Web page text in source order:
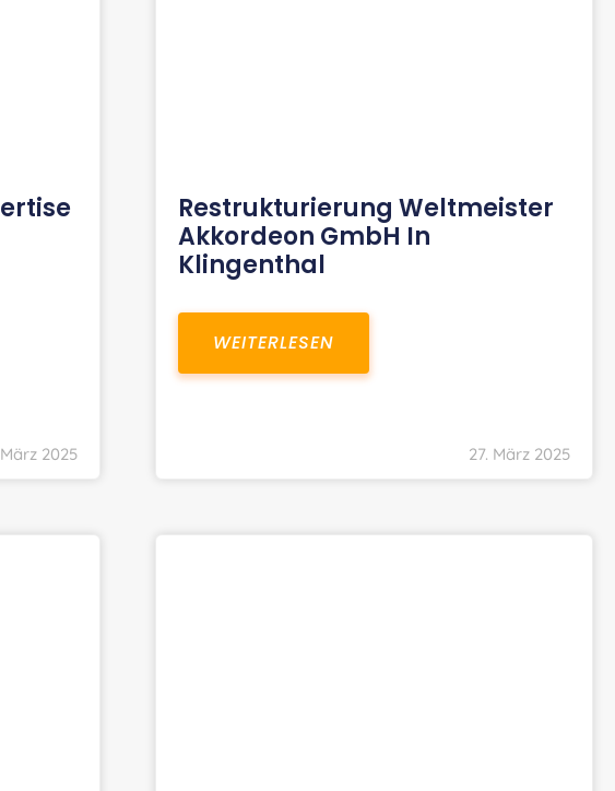
2025
Restrukturierung Weltmeister
Akkordeon GmbH In
Klingenthal
WEITERLESEN
27. März 2025